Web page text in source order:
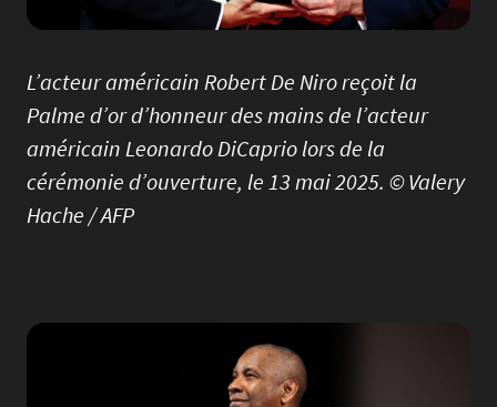
L’acteur américain Robert De Niro reçoit la
Palme d’or d’honneur des mains de l’acteur
américain Leonardo DiCaprio lors de la
cérémonie d’ouverture, le 13 mai 2025. © Valery
Hache / AFP
Image